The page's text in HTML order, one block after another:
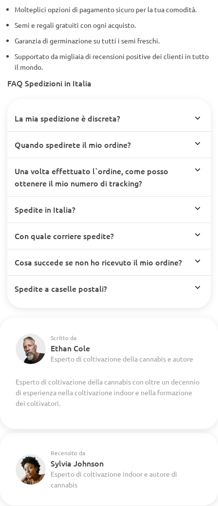
Molteplici opzioni di pagamento sicuro per la tua comodità.
Semi e regali gratuiti con ogni acquisto.
Garanzia di germinazione su tutti i semi freschi.
Supportato da migliaia di recensioni positive dei clienti in tutto
il mondo.
FAQ Spedizioni in Italia
La mia spedizione è discreta?
Quando spedirete il mio ordine?
Una volta effettuato l`ordine, come posso
ottenere il mio numero di tracking?
Spedite in Italia?
Con quale corriere spedite?
Cosa succede se non ho ricevuto il mio ordine?
Spedite a caselle postali?
Scritto da
Ethan Cole
Esperto di coltivazione della cannabis e autore
Esperto di coltivazione della cannabis con oltre un decennio
di esperienza nella coltivazione indoor e nella formazione
dei coltivatori.
Recensito da
Sylvia Johnson
Esperto di coltivazione indoor e autore di
cannabis